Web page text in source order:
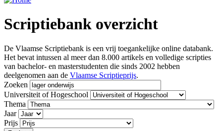
Scriptiebank overzicht
De Vlaamse Scriptiebank is een vrij toegankelijke online databank.
Het bevat intussen al meer dan 8.000 artikels en volledige scripties
van bachelor- en masterstudenten die sinds 2002 hebben
deelgenomen aan de Vlaamse Scriptieprijs.
Zoeken
Universiteit of Hogeschool
Thema
Jaar
Prijs